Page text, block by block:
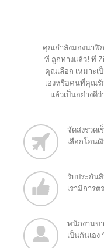
คุณกำลังมองนาฬิ
ที่ ถูกทางแล้ว! ที่
คุณเลือก เหมาะเ
เองหรือคนที่คุณรั
แล้วเป็นอย่างดี
จัดส่งรวดเ
เลือกโอนเ
รับประกัน
เรามีการ
พนักงานข
เป็นกันเอง